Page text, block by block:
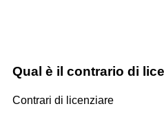
Qual è il contrario di
Contrari di licenziare